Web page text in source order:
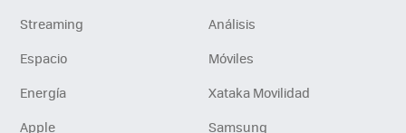
Streaming
Análisis
Espacio
Móviles
Energía
Xataka Movilidad
Apple
Samsung